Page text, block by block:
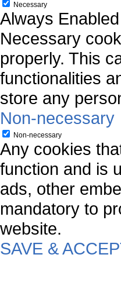
Necessary
Always Enabled
Necessary
properly. This
functionalities
store any
Non-necessary
Non-necessary
Any cookies
function and is
ads, other
mandatory to
website.
SAVE &